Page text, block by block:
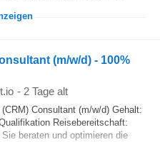
(m/w/d) - 100%
- 2 Tage alt
Consultant (m/w/d) Gehalt:
Reisebereitschaft:
beraten und optimieren die